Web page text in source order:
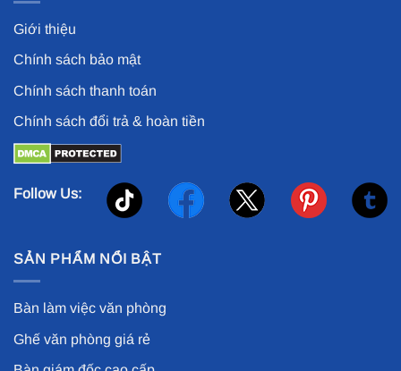
Giới thiệu
Chính sách bảo mật
Chính sách thanh toán
Chính sách đổi trả & hoàn tiền
Follow Us:
SẢN PHẨM NỔI BẬT
Bàn làm việc văn phòng
Ghế văn phòng giá rẻ